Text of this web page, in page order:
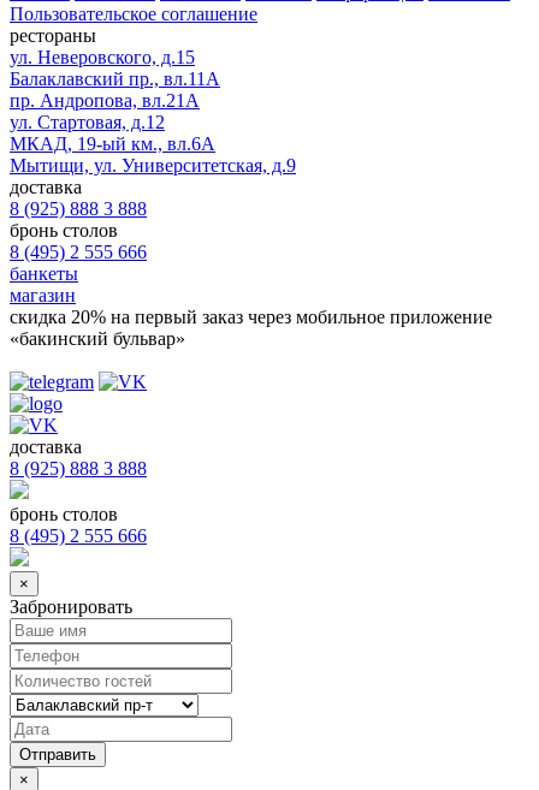
Пользовательское соглашение
рестораны
ул. Неверовского, д.15
Балаклавский пр., вл.11А
пр. Андропова, вл.21А
ул. Стартовая, д.12
МКАД, 19-ый км., вл.6А
Мытищи, ул. Университетская, д.9
доставка
8 (925) 888 3 888
бронь столов
8 (495) 2 555 666
банкеты
магазин
скидка 20% на первый заказ через мобильное приложение
«бакинский бульвар»
доставка
8 (925) 888 3 888
бронь столов
8 (495) 2 555 666
×
Забронировать
×